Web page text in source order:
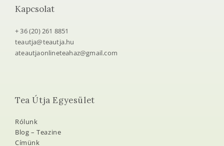
Kapcsolat
+ 36 (20) 261 8851
teautja@teautja.hu
ateautjaonlineteahaz@gmail.com
Tea Útja Egyesület
Rólunk
Blog – Teazine
Címünk